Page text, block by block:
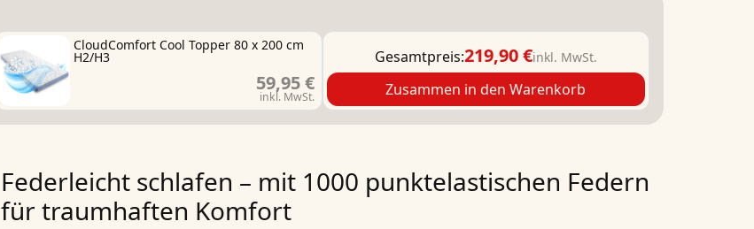
CloudComfort Cool Topper 80 x 200 cm
H2/H3
59,95 €
inkl. MwSt.
Gesamtpreis:219,90 €inkl. MwSt.
Zusammen in den Warenkorb
Federleicht schlafen – mit 1000 punktelastischen Federn
für traumhaften Komfort